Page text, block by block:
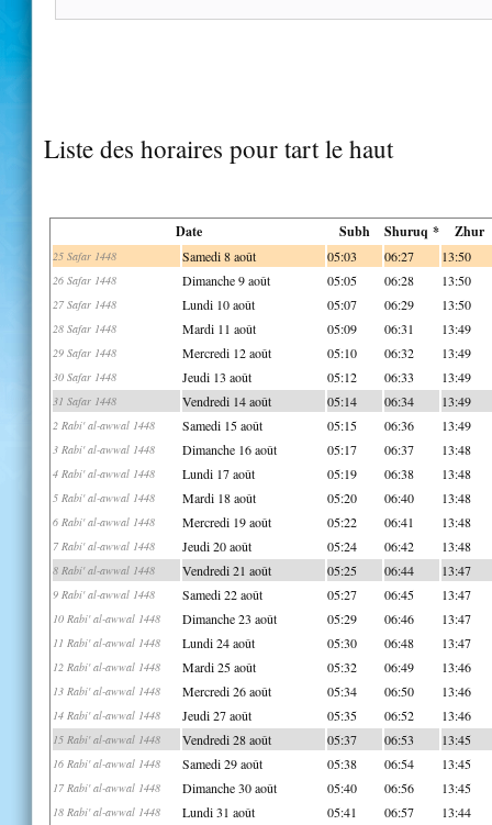
Liste des horaires pour tart le haut
Date Subh Shuruq * Zhur
25 Safar 1448 Samedi 8 août 05:03 06:27 13:50
26 Safar 1448 Dimanche 9 août 05:05 06:28 13:50
27 Safar 1448 Lundi 10 août 05:07 06:29 13:50
28 Safar 1448 Mardi 11 août 05:09 06:31 13:49
29 Safar 1448 Mercredi 12 août 05:10 06:32 13:49
30 Safar 1448 Jeudi 13 août 05:12 06:33 13:49
31 Safar 1448 Vendredi 14 août 05:14 06:34 13:49
2 Rabi' al-awwal 1448 Samedi 15 août 05:15 06:36 13:49
3 Rabi' al-awwal 1448 Dimanche 16 août 05:17 06:37 13:48
4 Rabi' al-awwal 1448 Lundi 17 août 05:19 06:38 13:48
5 Rabi' al-awwal 1448 Mardi 18 août 05:20 06:40 13:48
6 Rabi' al-awwal 1448 Mercredi 19 août 05:22 06:41 13:48
7 Rabi' al-awwal 1448 Jeudi 20 août 05:24 06:42 13:48
8 Rabi' al-awwal 1448 Vendredi 21 août 05:25 06:44 13:47
9 Rabi' al-awwal 1448 Samedi 22 août 05:27 06:45 13:47
10 Rabi' al-awwal 1448 Dimanche 23 août 05:29 06:46 13:47
11 Rabi' al-awwal 1448 Lundi 24 août 05:30 06:48 13:47
12 Rabi' al-awwal 1448 Mardi 25 août 05:32 06:49 13:46
13 Rabi' al-awwal 1448 Mercredi 26 août 05:34 06:50 13:46
14 Rabi' al-awwal 1448 Jeudi 27 août 05:35 06:52 13:46
15 Rabi' al-awwal 1448 Vendredi 28 août 05:37 06:53 13:45
16 Rabi' al-awwal 1448 Samedi 29 août 05:38 06:54 13:45
17 Rabi' al-awwal 1448 Dimanche 30 août 05:40 06:56 13:45
18 Rabi' al-awwal 1448 Lundi 31 août 05:41 06:57 13:44